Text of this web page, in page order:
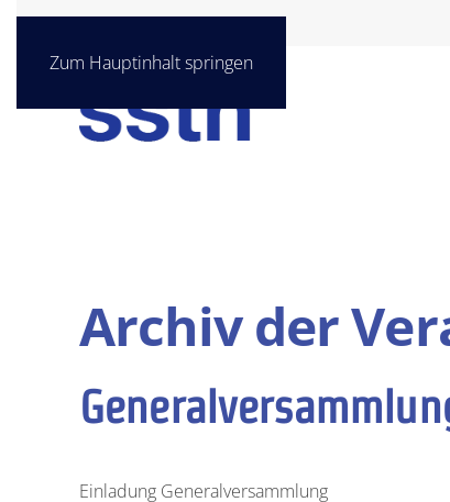
Zum Hauptinhalt springen
Archiv der
Einladung Generalversammlung